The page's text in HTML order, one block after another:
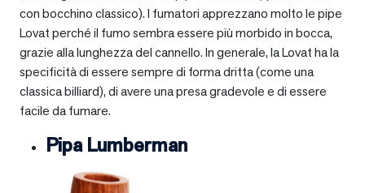
con bocchino classico). I fumatori apprezzano molto le pipe
Lovat perché il fumo sembra essere più morbido in bocca,
grazie alla lunghezza del cannello. In generale, la Lovat ha la
specificità di essere sempre di forma dritta (come una
classica billiard), di avere una presa gradevole e di essere
facile da fumare.
Pipa Lumberman